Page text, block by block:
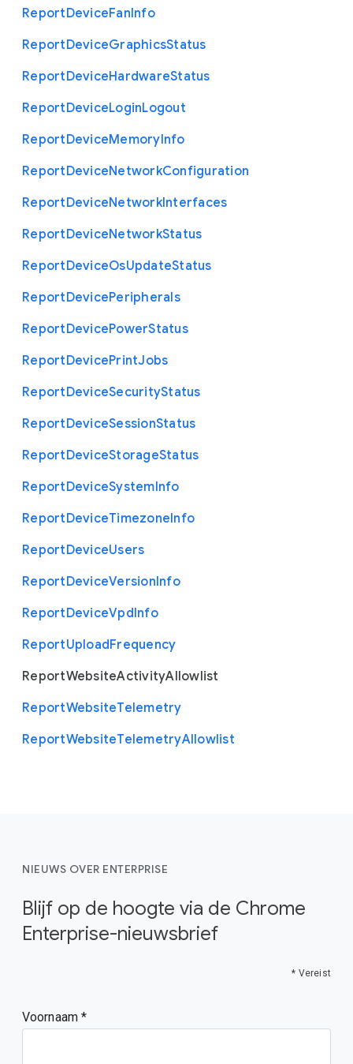
ReportDeviceFanInfo
ReportDeviceGraphicsStatus
ReportDeviceHardwareStatus
ReportDeviceLoginLogout
ReportDeviceMemoryInfo
ReportDeviceNetworkConfiguration
ReportDeviceNetworkInterfaces
ReportDeviceNetworkStatus
ReportDeviceOsUpdateStatus
ReportDevicePeripherals
ReportDevicePowerStatus
ReportDevicePrintJobs
ReportDeviceSecurityStatus
ReportDeviceSessionStatus
ReportDeviceStorageStatus
ReportDeviceSystemInfo
ReportDeviceTimezoneInfo
ReportDeviceUsers
ReportDeviceVersionInfo
ReportDeviceVpdInfo
ReportUploadFrequency
ReportWebsiteActivityAllowlist
ReportWebsiteTelemetry
ReportWebsiteTelemetryAllowlist
NIEUWS OVER ENTERPRISE
Blijf op de hoogte via de Chrome
Enterprise-nieuwsbrief
* Vereist
Voornaam